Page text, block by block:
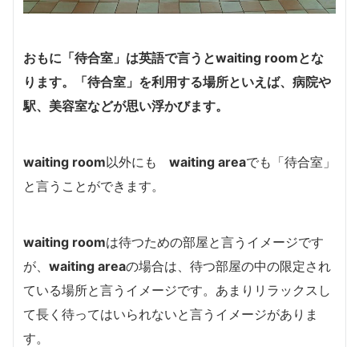
おもに「待合室」は英語で言うとwaiting roomとな
ります。「待合室」を利用する場所といえば、病院や
駅、美容室などが思い浮かびます。
waiting room以外にも waiting areaでも「待合室」
と言うことができます。
waiting roomは待つための部屋と言うイメージです
が、 waiting areaの場合は、待つ部屋の中の限定され
ている場所と言うイメージです。あまりリラックスし
て長く待ってはいられないと言うイメージがありま
す。